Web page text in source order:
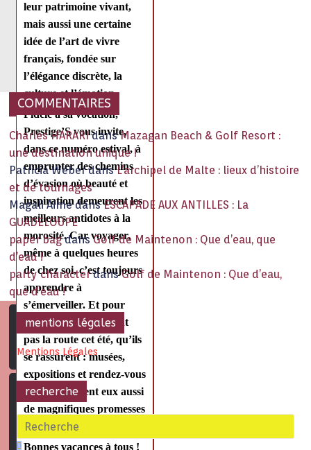
leur patrimoine vivant,
mais aussi une certaine
idée de l’art de vivre
français, fondée sur
l’élégance discrète, la
culture et l’émotion.
Fidèle à sa vocation,
Prestige’Svous invite,
dans ce numéro estival, à
emprunter des chemins
d’évasion où beauté et
inspiration demeurent les
meilleurs antidotes à la
morosité. Car voyager,
même à quelques heures
dechez soi, c’est toujours
apprendre à
s’émerveiller. Et pour
ceux qui ne prendront
pas la route cet été, qu’ils
se rassurent : musées,
expositions et rendez-vous
culturels offrent eux aussi
de magnifiques promesses
d’évasionintérieure.
Bonnes vacances à tous !
COMMENTAIRES
Charles HARARIdansMazagan Beach & Golf Resort :
une destination unique !
Patricia WeberdansL’archipel de Malte : lieux d’histoire
et de tournages
Magali AimedansESCAPADE AUX ANTILLES : La
GUADELOUPE
paper bagdansGolf de Maintenon : Que d’eau, que
d’eau !
party characterdansGolf de Maintenon : Que d’eau,
que d’eau !
mentions légales
Mentions Légales
recherche